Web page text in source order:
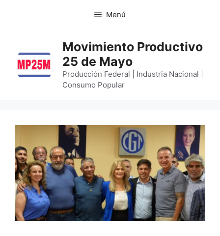
Menú
Movimiento Productivo
25 de Mayo
Producción Federal | Industria Nacional |
Consumo Popular